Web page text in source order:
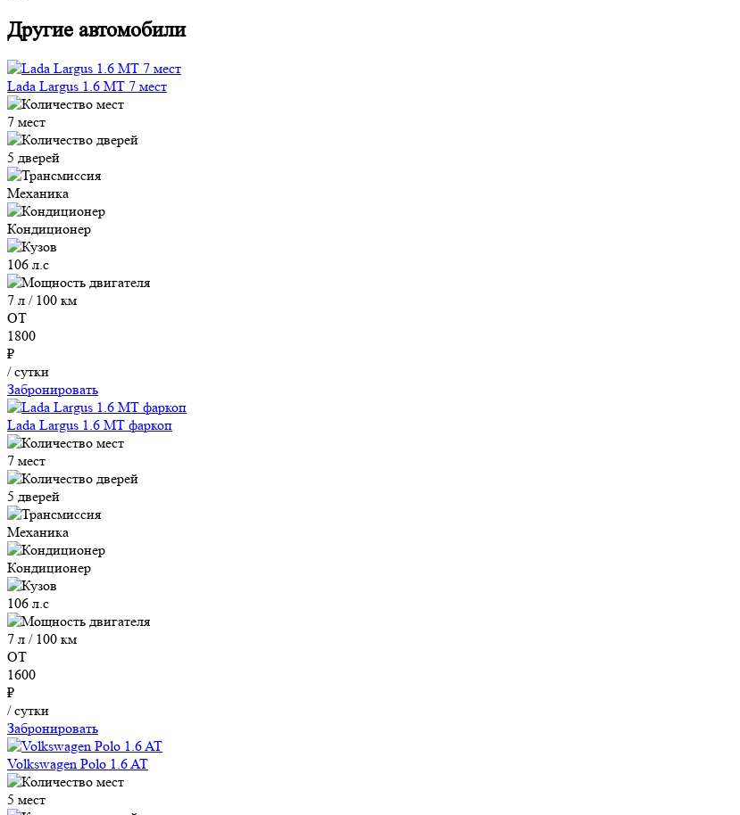
Другие автомобили
Lada Largus 1.6 MT 7 мест
7 мест
5 дверей
Механика
Кондиционер
106 л.с
7 л / 100 км
ОТ
1800
₽
/ сутки
Забронировать
Lada Largus 1.6 MT фаркоп
7 мест
5 дверей
Механика
Кондиционер
106 л.с
7 л / 100 км
ОТ
1600
₽
/ сутки
Забронировать
Volkswagen Polo 1.6 AT
5 мест